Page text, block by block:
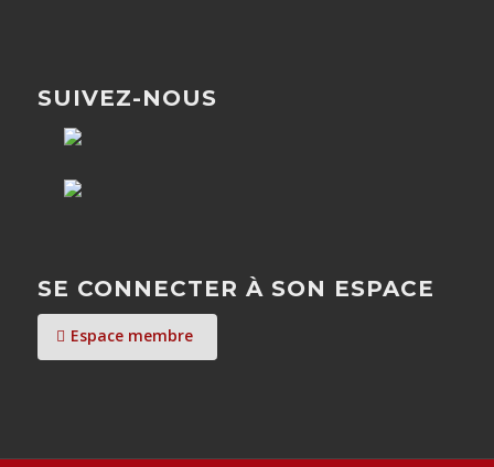
SUIVEZ-NOUS
SE CONNECTER À SON ESPACE
Espace membre